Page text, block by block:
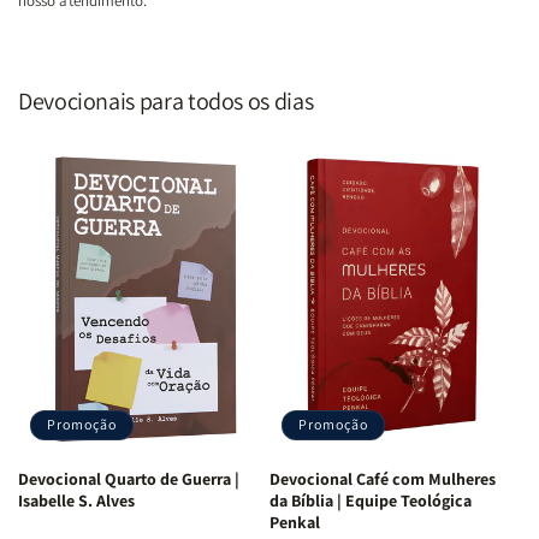
Devocionais para todos os dias
Promoção
Devocional Quarto de Guerra |
Isabelle S. Alves
Promoção
Devocional Café com Mulheres
da Bíblia | Equipe Teológica
Penkal